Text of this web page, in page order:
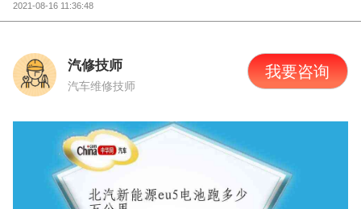
2021-08-16 11:36:48
汽修技师
汽车维修技师
我要咨询